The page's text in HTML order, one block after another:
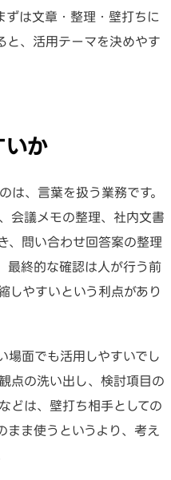
ずは文章・整理・壁打ちに
と、活用テーマを決めやす
いか
、言葉を扱う業務です。
会議メモの整理、社内文書
、問い合わせ回答案の整理
最終的な確認は人が行う前
しやすいという利点があり
場面でも活用しやすいでし
点の洗い出し、検討項目の
どは、壁打ち相手としての
まま使うというより、考え